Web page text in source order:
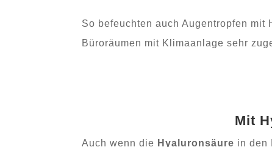
So befeuchten auch Augentropfen
Büroräumen mit Klimaanlage sehr
Mit
Auch wenn die Hyaluronsäure in den